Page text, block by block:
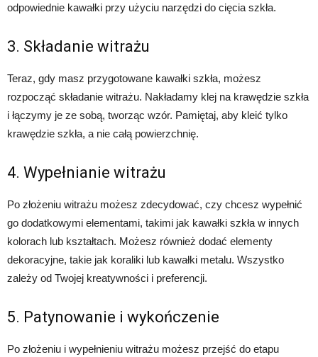
odpowiednie kawałki przy użyciu narzędzi do cięcia szkła.
3. Składanie witrażu
Teraz, gdy masz przygotowane kawałki szkła, możesz
rozpocząć składanie witrażu. Nakładamy klej na krawędzie szkła
i łączymy je ze sobą, tworząc wzór. Pamiętaj, aby kleić tylko
krawędzie szkła, a nie całą powierzchnię.
4. Wypełnianie witrażu
Po złożeniu witrażu możesz zdecydować, czy chcesz wypełnić
go dodatkowymi elementami, takimi jak kawałki szkła w innych
kolorach lub kształtach. Możesz również dodać elementy
dekoracyjne, takie jak koraliki lub kawałki metalu. Wszystko
zależy od Twojej kreatywności i preferencji.
5. Patynowanie i wykończenie
Po złożeniu i wypełnieniu witrażu możesz przejść do etapu